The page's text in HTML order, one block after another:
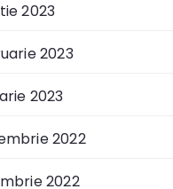
2023
2023
2023
2022
2022